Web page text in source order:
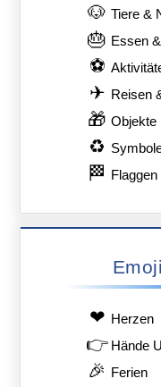
🐶 Tiere &
🎂 Essen
⚽
✈ Reisen
🎁 Objekte
♻
🏁 Flaggen
❤ Herzen
👉 Hände
🎉 Ferien